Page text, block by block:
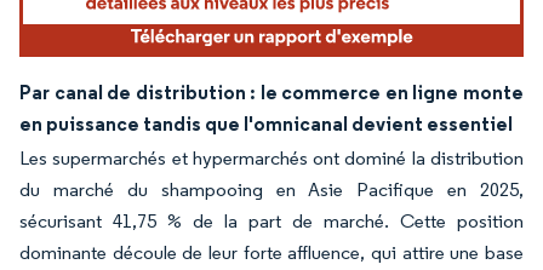
Par canal de distribution : le commerce en ligne monte
en puissance tandis que l'omnicanal devient essentiel
Les supermarchés et hypermarchés ont dominé la distribution
du marché du shampooing en Asie Pacifique en 2025,
sécurisant 41,75 % de la part de marché. Cette position
dominante découle de leur forte affluence, qui attire une base